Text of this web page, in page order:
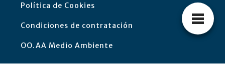
Política de Cookies
Condiciones de contratación
OO.AA Medio Ambiente